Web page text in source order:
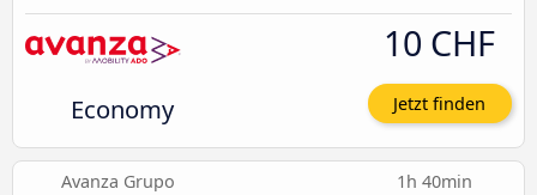
Economy
10 CHF
Jetzt finden
Avanza Grupo 1h 40min